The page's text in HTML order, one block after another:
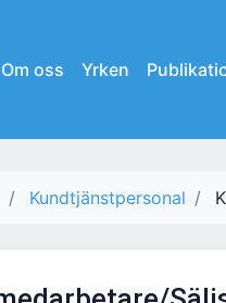
Om oss Yrken
Kundtjänstpersonal